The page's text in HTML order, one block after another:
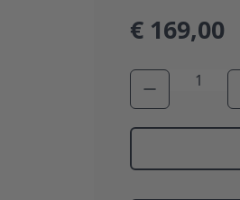
€ 169,00
Aantal